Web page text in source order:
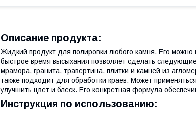
Описание продукта:
Жидкий продукт для полировки любого камня. Его можно
быстрое время высыхания позволяет сделать
мрамора, гранита, травертина, плитки и камней из
также подходит для обработки краев. Может
улучшить цвет и блеск. Его конкретная формула
Инструкция по использованию: